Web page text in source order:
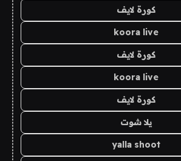
كورة لايف
koora live
كورة لايف
koora live
كورة لايف
يلا شوت
yalla shoot